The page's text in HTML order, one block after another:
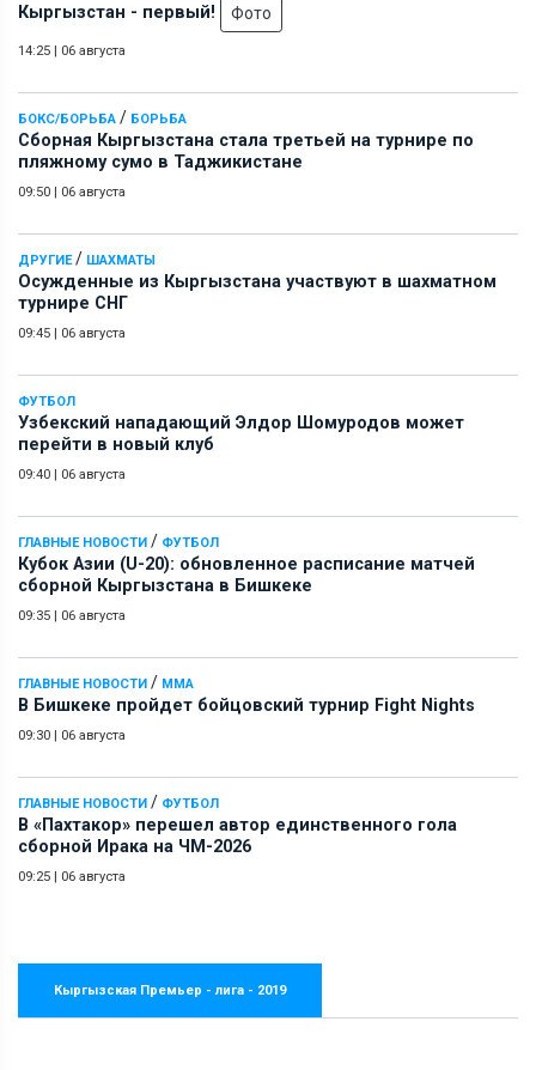
Кыргызстан - первый!
Фото
14:25 | 06 августа
БОКС/БОРЬБА / БОРЬБА
Сборная Кыргызстана стала третьей на турнире по
пляжному сумо в Таджикистане
09:50 | 06 августа
ДРУГИЕ/ ШАХМАТЫ
Осужденные из Кыргызстана участвуют в шахматном
турнире СНГ
09:45 | 06 августа
ФУТБОЛ
Узбекский нападающий Элдор Шомуродов может
перейти в новый клуб
09:40 | 06 августа
ГЛАВНЫЕ НОВОСТИ / ФУТБОЛ
Кубок Азии (U-20): обновленное расписание матчей
сборной Кыргызстана в Бишкеке
09:35 | 06 августа
ГЛАВНЫЕ НОВОСТИ / ММА
В Бишкеке пройдет бойцовский турнир Fight Nights
09:30 | 06 августа
ГЛАВНЫЕ НОВОСТИ / ФУТБОЛ
В «Пахтакор» перешел автор единственного гола
сборной Ирака на ЧМ-2026
09:25 | 06 августа
Кыргызская Премьер - лига - 2019